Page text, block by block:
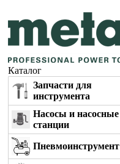
Каталог
Запчасти для
инструмента
Насосы и насосные
станции
Пневмоинструмент